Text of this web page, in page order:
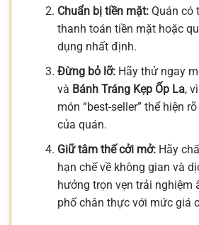
Chuẩn bị tiền mặt:Quán có
thanh toán tiền mặt hoặc
dụng nhất định.
Đừng bỏ lỡ:Hãy thử ngay
và Bánh Tráng Kẹp Ốp La,
món “best-seller” thể hiện
của quán.
Giữ tâm thế cởi mở:Hãy
hạn chế về không gian và
hưởng trọn vẹn trải nghiệm
phố chân thực với mức giá